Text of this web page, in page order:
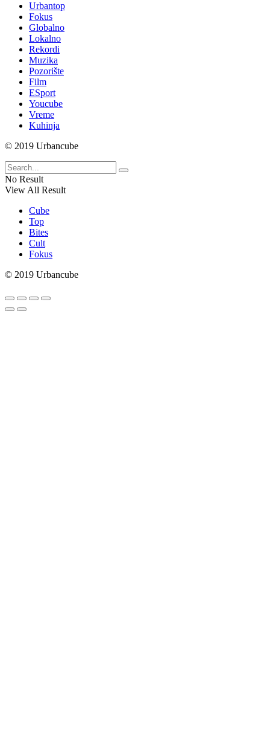
Urbantop
Fokus
Globalno
Lokalno
Rekordi
Muzika
Pozorište
Film
ESport
Youcube
Vreme
Kuhinja
© 2019 Urbancube
No Result
View All Result
Cube
Top
Bites
Cult
Fokus
© 2019 Urbancube